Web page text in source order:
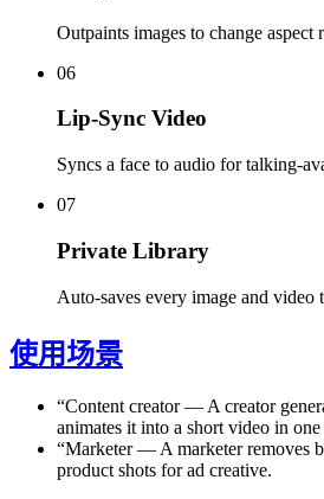
Outpaints images to change aspect
06
Lip-Sync Video
Syncs a face to audio for talking-
07
Private Library
Auto-saves every image and video
使用场景
“Content creator— A creator
animates it into a short video in
“Marketer— A marketer removes
product shots for ad creative.